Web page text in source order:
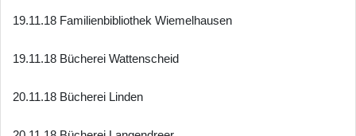
19.11.18 Familienbibliothek Wiemelhausen
19.11.18 Bücherei Wattenscheid
20.11.18 Bücherei Linden